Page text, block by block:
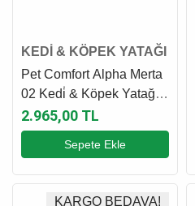
KEDİ & KÖPEK YATAĞI
Pet Comfort Alpha Merta
02 Kedi̇ & Köpek Yatağı
Mavi̇ L - 85 x 105 Cm
2.965,00 TL
Sepete Ekle
KARGO BEDAVA!